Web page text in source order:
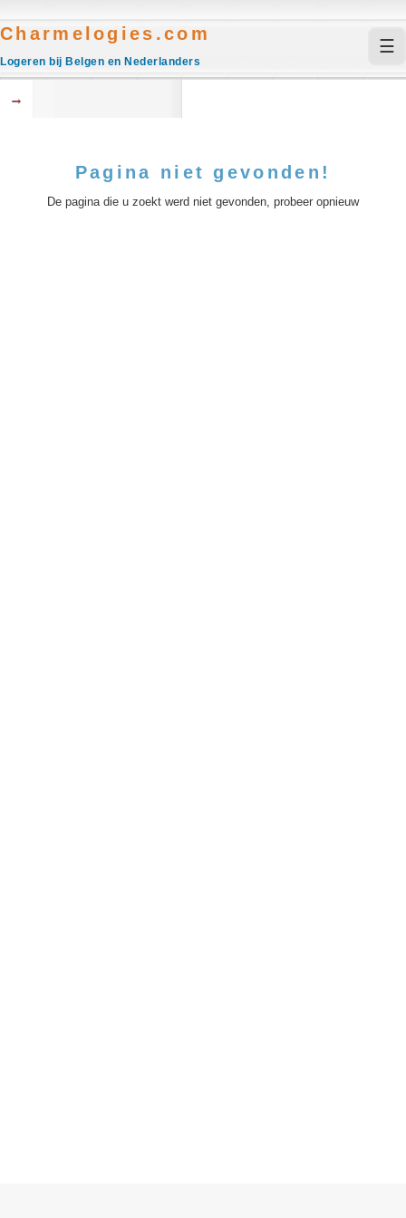
Charmelogies.com
Logeren bij Belgen en Nederlanders
☰
→
Pagina niet gevonden!
De pagina die u zoekt werd niet gevonden, probeer opnieuw